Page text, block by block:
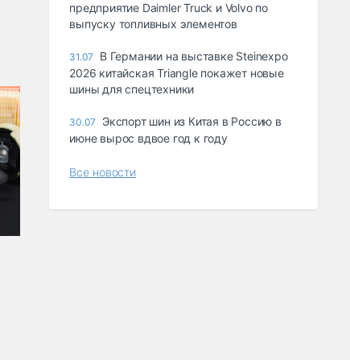
предприятие Daimler Truck и Volvo по
выпуску топливных элементов
31.07
В Германии на выставке Steinexpo
2026 китайская Triangle покажет новые
шины для спецтехники
30.07
Экспорт шин из Китая в Россию в
июне вырос вдвое год к году
Все новости